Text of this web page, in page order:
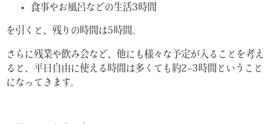
食事やお風呂などの生活3時間
を引くと、残りの時間は5時間。
さらに残業や飲み会など、他にも様々な予定が入ることを考え
ると、平日自由に使える時間は多くても約2~3時間ということ
になってきます。